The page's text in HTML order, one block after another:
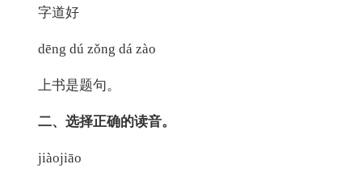
字道好
dēng dú zǒng dá zào
上书是题句。
二、选择正确的读音。
jiàojiāo